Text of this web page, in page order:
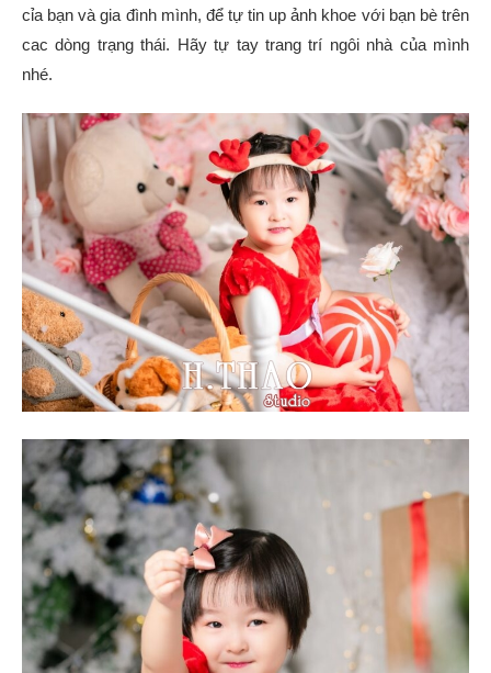
cỉa bạn và gia đình mình, để tự tin up ảnh khoe với bạn bè trên
cac dòng trạng thái. Hãy tự tay trang trí ngôi nhà của mình
nhé.